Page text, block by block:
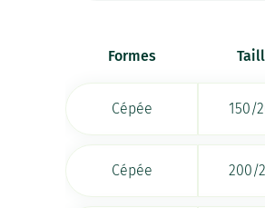
Formes
Cépée 150/
Cépée 200/